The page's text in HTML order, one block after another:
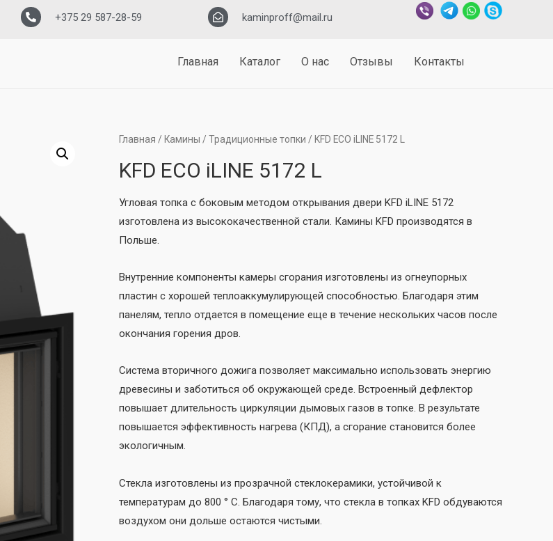
+375 29 587-28-59 kaminproff@mail.ru
Главная Каталог О нас Отзывы Контакты
Главная / Камины / Традиционные топки / KFD ECO iLINE 5172 L
KFD ECO iLINE 5172 L
Угловая топка с боковым методом открывания двери KFD iLINE 5172
изготовлена ​​из высококачественной стали. Камины KFD производятся в
Польше.
Внутренние компоненты камеры сгорания изготовлены из огнеупорных
пластин с хорошей теплоаккумулирующей способностью. Благодаря этим
панелям, тепло отдается в помещение еще в течение нескольких часов после
окончания горения дров.
Система вторичного дожига позволяет максимально использовать энергию
древесины и заботиться об окружающей среде. Встроенный дефлектор
повышает длительность циркуляции дымовых газов в топке. В результате
повышается эффективность нагрева (КПД), а сгорание становится более
экологичным.
Cтекла изготовлены из прозрачной стеклокерамики, устойчивой к
температурам до 800 ° C. Благодаря тому, что стекла в топках KFD обдуваются
воздухом они дольше остаются чистыми.